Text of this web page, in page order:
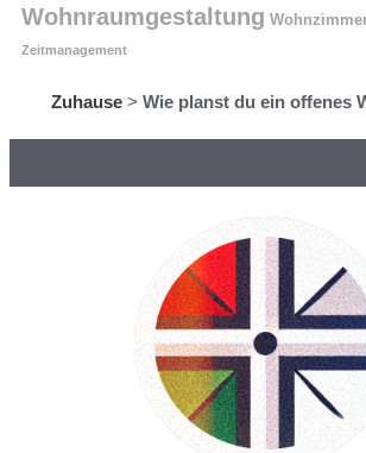
Wohnraumgestaltung
Zeitmanagement
Zuhause> Wie planst du ein offenes